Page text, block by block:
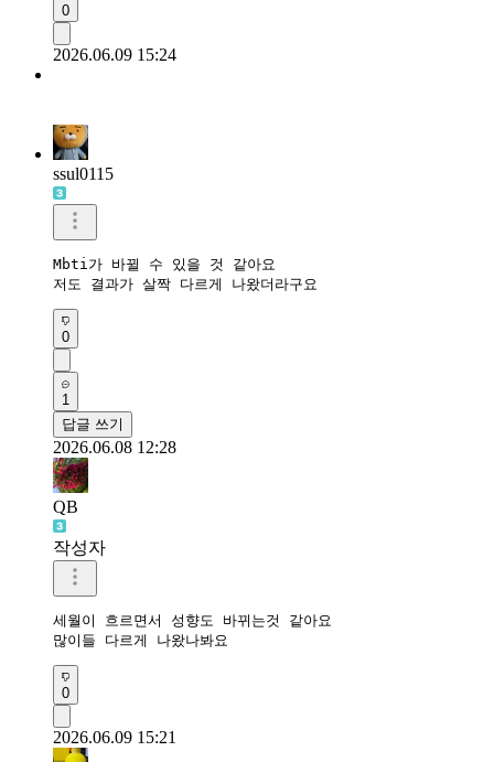
0
2026.06.09 15:24
ssul0115
Mbti가 바뀔 수 있을 것 같아요
저도 결과가 살짝 다르게 나왔더라구요
0
1
답글 쓰기
2026.06.08 12:28
QB
작성자
세월이 흐르면서 성향도 바뀌는것 같아요
많이들 다르게 나왔나봐요
0
2026.06.09 15:21